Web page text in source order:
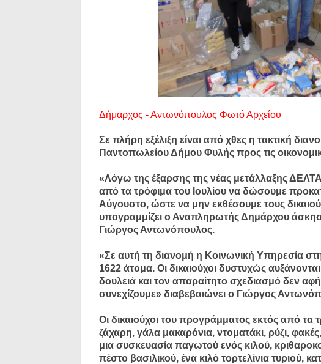
Δήμαρχος - Αντωνόπουλος Φωτό Αρχείου
Σε πλήρη εξέλιξη είναι από χθες η τακτική
Παντοπωλείου Δήμου Φυλής προς τις
«Λόγω της έξαρσης της νέας μετάλλαξης
από τα τρόφιμα του Ιουλίου να δώσουμε
Αύγουστο, ώστε να μην εκθέσουμε τους
υπογραμμίζει ο Αναπληρωτής Δημάρχου
Γιώργος Αντωνόπουλος.
«Σε αυτή τη διανομή η Κοινωνική Υπηρεσία
1622 άτομα. Οι δικαιούχοι δυστυχώς
δουλειά και τον απαραίτητο σχεδιασμό δεν
συνεχίζουμε» διαβεβαιώνει ο Γιώργος
Οι δικαιούχοι του προγράμματος εκτός από τα
ζάχαρη, γάλα μακαρόνια, ντοματάκι, ρύζι,
μια συσκευασία παγωτού ενός κιλού,
πέστο βασιλικού, ένα κιλό τορτελίνια τυριού,